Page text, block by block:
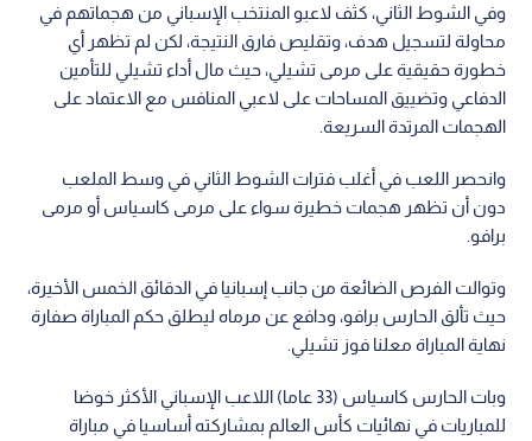
وفي الشوط الثاني، كثف لاعبو المنتخب الإسباني من هجماتهم في
محاولة لتسجيل هدف، وتقليص فارق النتيجة، لكن لم تظهر أي
خطورة حقيقية على مرمى تشيلي، حيث مال أداء تشيلي للتأمين
الدفاعي وتضييق المساحات على لاعبي المنافس مع الاعتماد على
الهجمات المرتدة السريعة.
وانحصر اللعب في أغلب فترات الشوط الثاني في وسط الملعب
دون أن تظهر هجمات خطيرة سواء على مرمى كاسياس أو مرمى
برافو.
وتوالت الفرص الضائعة من جانب إسبانيا في الدقائق الخمس الأخيرة،
حيث تألق الحارس برافو، ودافع عن مرماه ليطلق حكم المباراة صفارة
نهاية المباراة معلنا فوز تشيلي.
وبات الحارس كاسياس (33 عاما) اللاعب الإسباني الأكثر خوضا
للمباريات في نهائيات كأس العالم بمشاركته أساسيا في مباراة